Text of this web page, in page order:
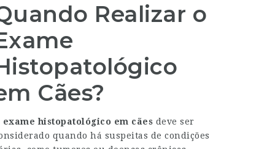
Realizar o
Cães?
exame histopatológico em cães deve ser
quando há suspeitas de condições